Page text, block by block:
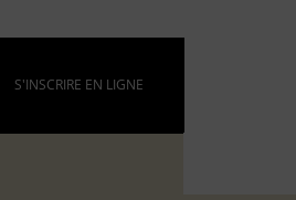
S'INSCRIRE EN LIGNE